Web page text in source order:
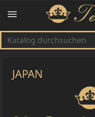

JAPAN